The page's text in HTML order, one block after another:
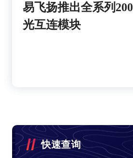
易飞扬推出全系列
光互连模块
快速查询